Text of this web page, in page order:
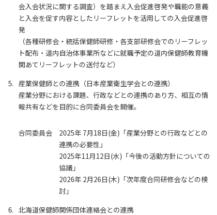
会入会状況に関する調査）を踏まえ入会促進啓発や職能の意義
と入会を促す内容としたリーフレットを活用しての入会促進啓
発
（各種研修会・統括保健師研修・各支部研修会でのリーフレッ
ト配布・道内自治体事業所などに就職予定の道内保健師教育機
関あてリーフレットの送付など）
産業保健師との連携（日本産業衛生学会との連携）
産業分野における課題、行政などとの連携のあり方、相互の情
報共有などを目的に合同委員会を開催。
合同委員会
2025年 7月18日(金)「産業分野との行政などとの
連携の必要性」
2025年11月12日(水)「今後の活動方針についての
協議」
2026年 2月26日(木)「次年度合同研修会などの検
討」
北海道保健師関係団体連絡会との連携